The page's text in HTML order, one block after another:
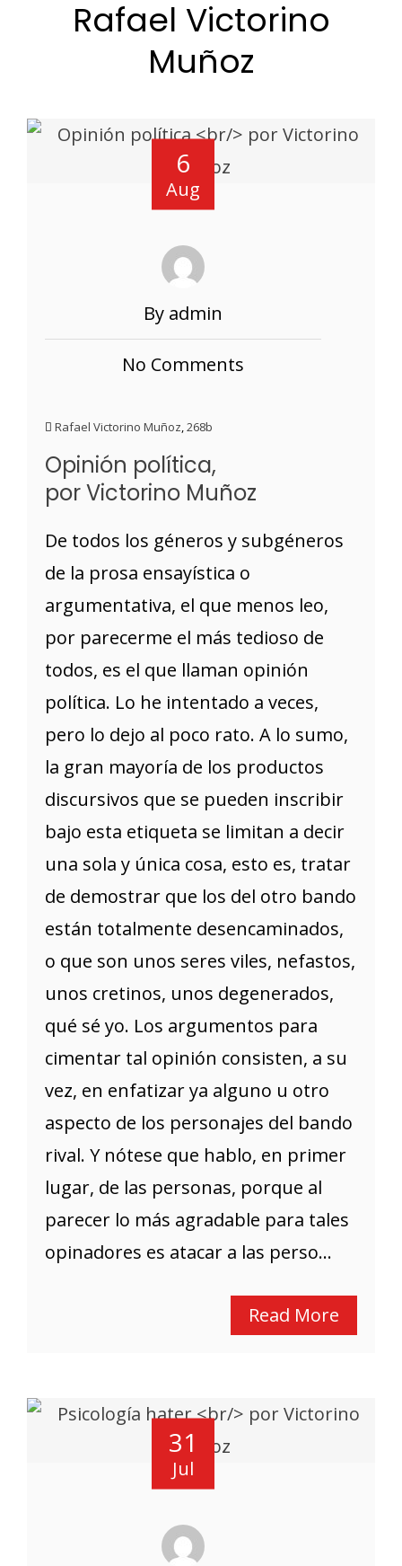
Rafael Victorino
Muñoz
6
Aug
By admin
No Comments
Rafael Victorino Muñoz,268b
Opinión política,
por Victorino Muñoz
De todos los géneros y subgéneros
de la prosa ensayística o
argumentativa, el que menos leo,
por parecerme el más tedioso de
todos, es el que llaman opinión
política. Lo he intentado a veces,
pero lo dejo al poco rato. A lo sumo,
la gran mayoría de los productos
discursivos que se pueden inscribir
bajo esta etiqueta se limitan a decir
una sola y única cosa, esto es, tratar
de demostrar que los del otro bando
están totalmente desencaminados,
o que son unos seres viles, nefastos,
unos cretinos, unos degenerados,
qué sé yo. Los argumentos para
cimentar tal opinión consisten, a su
vez, en enfatizar ya alguno u otro
aspecto de los personajes del bando
rival. Y nótese que hablo, en primer
lugar, de las personas, porque al
parecer lo más agradable para tales
opinadores es atacar a las perso...
Read More
31
Jul